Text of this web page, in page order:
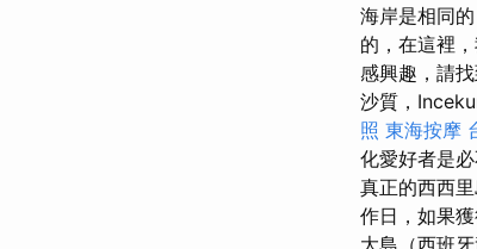
海岸是相同
的，在這裡
感興趣，請
沙質，
照 東海按摩
化愛好者是
真正的西西
作日，如果
大島（西班